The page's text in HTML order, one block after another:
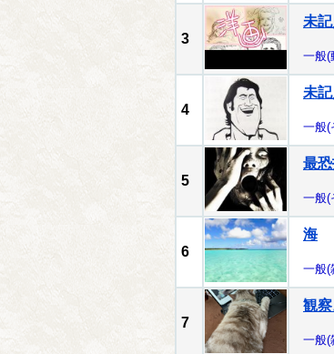
3
未記
一般(
4
未記
一般(
5
最
一般(
6
海
一般(
7
観察
一般(